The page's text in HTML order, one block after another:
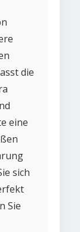
die
eine
sich
Sie